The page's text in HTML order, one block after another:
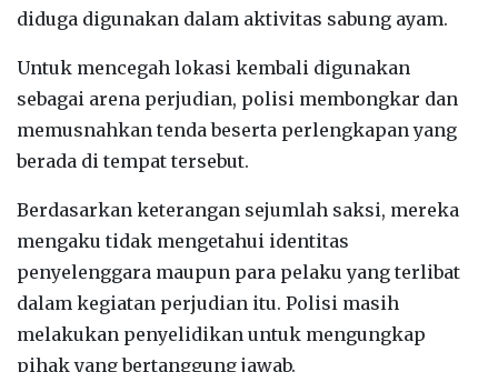
diduga digunakan dalam aktivitas sabung ayam.
‎Untuk mencegah lokasi kembali digunakan
sebagai arena perjudian, polisi membongkar dan
memusnahkan tenda beserta perlengkapan yang
berada di tempat tersebut.
‎Berdasarkan keterangan sejumlah saksi, mereka
mengaku tidak mengetahui identitas
penyelenggara maupun para pelaku yang terlibat
dalam kegiatan perjudian itu. Polisi masih
melakukan penyelidikan untuk mengungkap
pihak yang bertanggung jawab.